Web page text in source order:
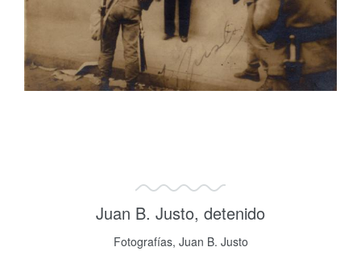
Juan B. Justo, detenido
Fotografías, Juan B. Justo